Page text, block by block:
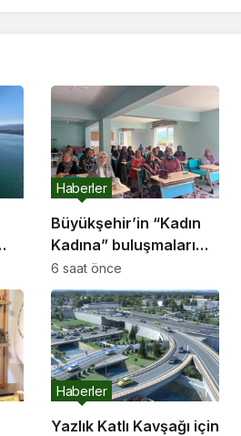
Büyükşehir’in “Kadın
Kadına” buluşmaları
Akyazı’da devam etti
Haberler
6 saat önce
Yazlık Katlı Kavşağı için
Haberler